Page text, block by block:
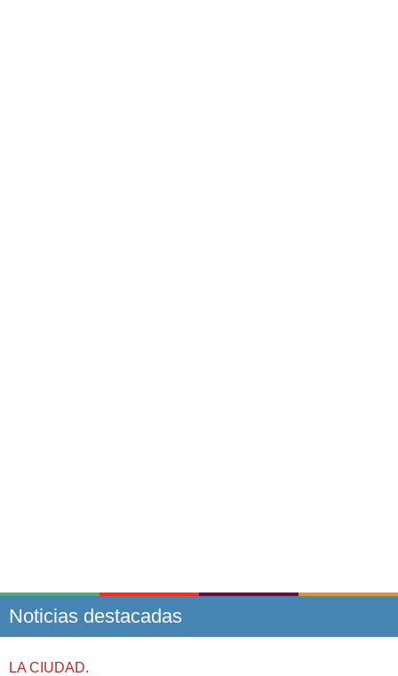
Noticias destacadas
LA CIUDAD.